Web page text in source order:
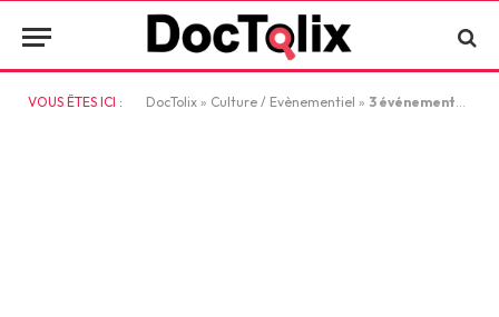
VOUS ÊTES ICI : DocTolix » Culture / Evènementiel » 3 événements pour lesquels faire appel à un caricaturiste